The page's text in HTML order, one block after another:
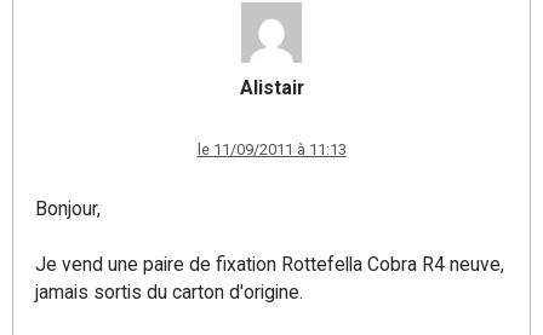
Alistair
le 11/09/2011 à 11:13
Bonjour,
Je vend une paire de fixation Rottefella Cobra R4 neuve,
jamais sortis du carton d'origine.